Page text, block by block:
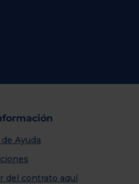
Ayuda
del contrato aquí